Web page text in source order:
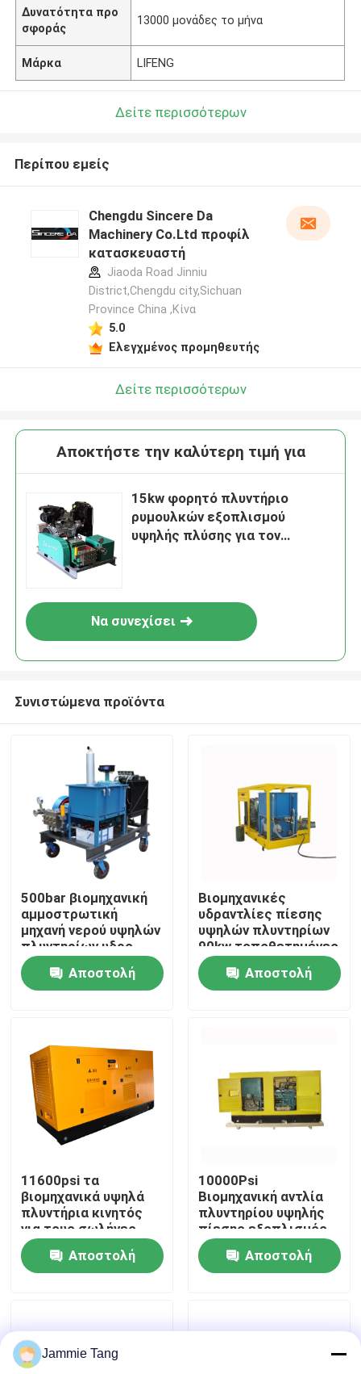
Σπίτι
Προϊόντα
Επισκεψή εργοστασίου
Έλεγχος ποιότητας
Ειδήσεις
Ηλεκτρική υδρο αντλία δοκιμής
Βιομηχανικοί υψηλοί καθαριστές
Δυνατότητα προ
σφοράς
13000 μονάδες το μήνα
Μάρκα LIFENG
Δείτε περισσότερων
Περίπου εμείς
Chengdu Sincere Da
Machinery Co.Ltd προφίλ
κατασκευαστή
Jiaoda Road Jinniu
District,Chengdu city,Sichuan
Province China ,Κίνα
5.0
Ελεγχμένος προμηθευτής
Δείτε περισσότερων
Αποκτήστε την καλύτερη τιμή για
15kw φορητό πλυντήριο
ρυμουλκών εξοπλισμού
υψηλής πλύσης για τον
Να συνεχίσει
Συνιστώμενα προϊόντα
500bar βιομηχανική
αμμοστρωτική
μηχανή νερού υψηλών
πλυντηρίων υδρο
αεριωθούμενη
καθαρότερηΑποστολή
Βιομηχανικές
υδραντλίες πίεσης
υψηλών πλυντηρίων
90kw τοποθετημένες
ρυμουλκό
Αποστολή
11600psi τα
βιομηχανικά υψηλά
πλυντήρια κινητός
για τους σωλήνες
εγκαταστάσεων
ηλεκτρικής
ενέργειας
Αποστολή
10000Psi
Βιομηχανική αντλία
πλυντηρίου υψηλής
πίεσης εξοπλισμός
καθαρισμού
Αποστολή
Jammie Tang